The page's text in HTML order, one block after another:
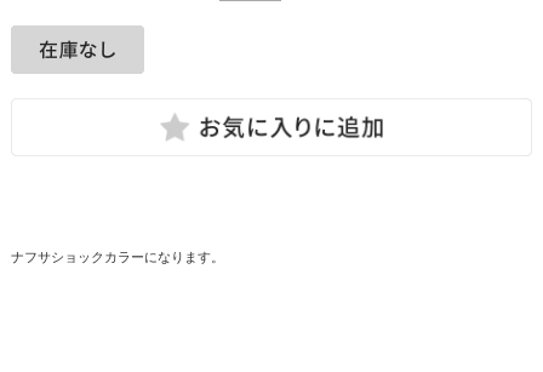
ナフサショックカラーになります。